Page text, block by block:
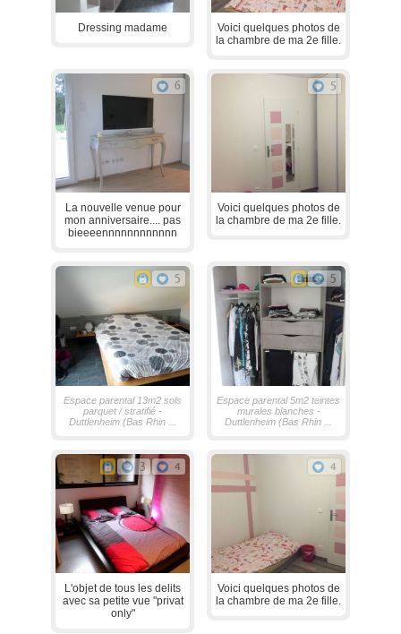
Dressing madame
Voici quelques photos de
la chambre de ma 2e fille.
6
La nouvelle venue pour
mon anniversaire.... pas
bieeeennnnnnnnnnnn
5
Voici quelques photos de
la chambre de ma 2e fille.
5
Espace parental 13m2 sols
parquet / stratifié -
Duttlenheim (Bas Rhin ...
5
Espace parental 5m2 teintes
murales blanches -
Duttlenheim (Bas Rhin ...
3 4
L'objet de tous les delits
avec sa petite vue "privat
only"
4
Voici quelques photos de
la chambre de ma 2e fille.